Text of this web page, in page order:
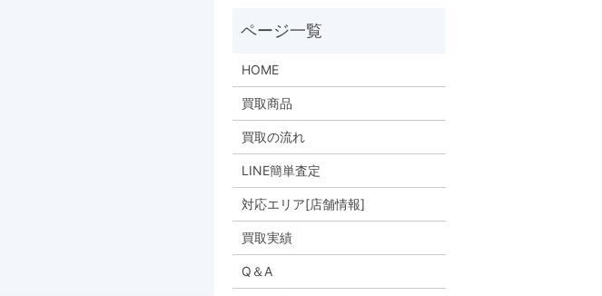
HOME
買取商品
買取の流れ
LINE簡単査定
対応エリア[店舗情報]
買取実績
Q＆A